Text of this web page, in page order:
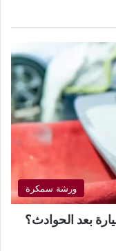
ورشة سمكرة
بعد الحوادث؟